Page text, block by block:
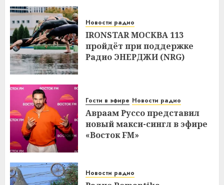
Новости радио
IRONSTAR МОСКВА 113
пройдёт при поддержке
Радио ЭНЕРДЖИ (NRG)
Гости в эфире Новости радио
Авраам Руссо представил
новый макси-сингл в эфире
«Восток FM»
Новости радио